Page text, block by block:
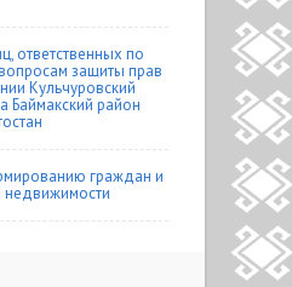
ответственных по
защиты прав
Кульчуровский
Баймакский район
граждан и
недвижимости